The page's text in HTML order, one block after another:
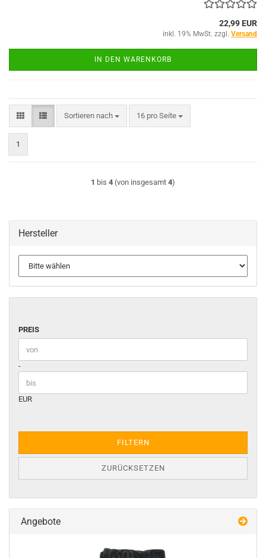
22,99 EUR
inkl. 19% MwSt. zzgl. Versand
IN DEN WARENKORB
Sortieren nach
Sortieren nach 16 pro Seite
pro Seite
1
1 bis 4 (von insgesamt 4)
Hersteller
PREIS
PREIS
Preis bis
-
EUR
FILTERN
ZURÜCKSETZEN
Angebote